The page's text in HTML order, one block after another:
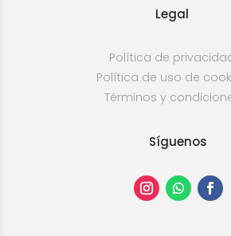
Legal
Política de
Política de uso de
Términos y
Síguenos